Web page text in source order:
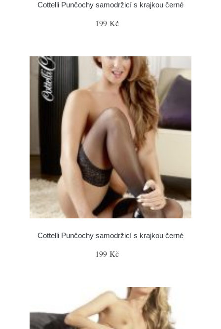
Cottelli Punčochy samodržicí s krajkou černé
199 Kč
Cottelli Punčochy samodržicí s krajkou černé
199 Kč